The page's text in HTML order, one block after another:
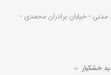
مدنی - خیابان برادران محمدی -
خشکبار